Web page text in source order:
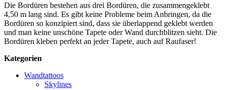
Die Bordüren bestehen aus drei Bordüren, die zusammengeklebt
4,50 m lang sind. Es gibt keine Probleme beim Anbringen, da die
Bordüren so konzipiert sind, dass sie überlappend geklebt werden
und man keine unschöne Tapete oder Wand durchblitzen sieht. Die
Bordüren kleben perfekt an jeder Tapete, auch auf Raufaser!
Kategorien
Wandtattoos
Skylines